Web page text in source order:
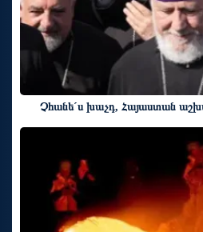
Չհանե´ս խաչդ, Հայաստան